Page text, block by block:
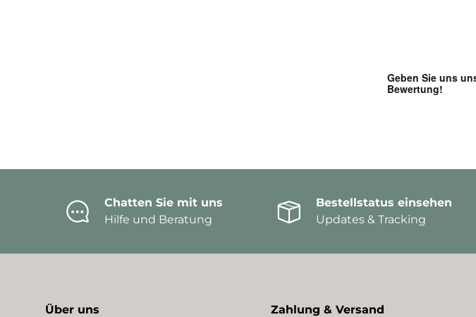
Chatten Sie mit uns
Hilfe und Beratung
Bestellstatus einsehen
Updates & Tracking
Über uns Zahlung & Versand